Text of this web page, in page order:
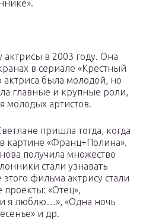
актрисы в 2003 году. Она
в сериале «Крестный
актриса была молодой, но
главные и крупные роли,
молодых артистов.
пришла тогда, когда
картине «Франц+Полина».
получила множество
стали узнавать
фильма актрису стали
«Отец»,
я люблю…», «Одна ночь
и др.